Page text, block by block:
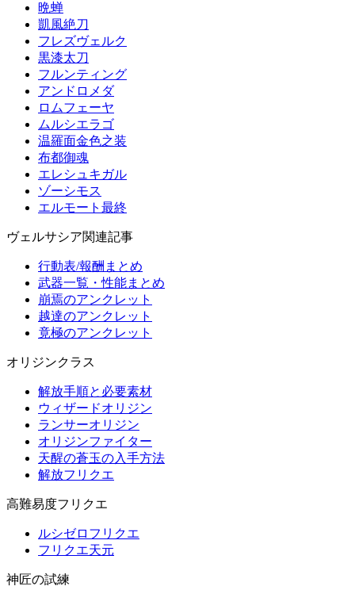
晩蝉
凱風絶刀
フレズヴェルク
黒漆太刀
フルンティング
アンドロメダ
ロムフェーヤ
ムルシエラゴ
温羅面金色之装
布都御魂
エレシュキガル
ゾーシモス
エルモート最終
ヴェルサシア関連記事
行動表/報酬まとめ
武器一覧・性能まとめ
崩焉のアンクレット
越達のアンクレット
竟極のアンクレット
オリジンクラス
解放手順と必要素材
ウィザードオリジン
ランサーオリジン
オリジンファイター
天醒の蒼玉の入手方法
解放フリクエ
高難易度フリクエ
ルシゼロフリクエ
フリクエ天元
神匠の試練